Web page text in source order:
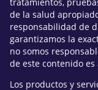
de la salud
responsabilidad de
garantizamos la
no somos
de este contenido
Los productos y